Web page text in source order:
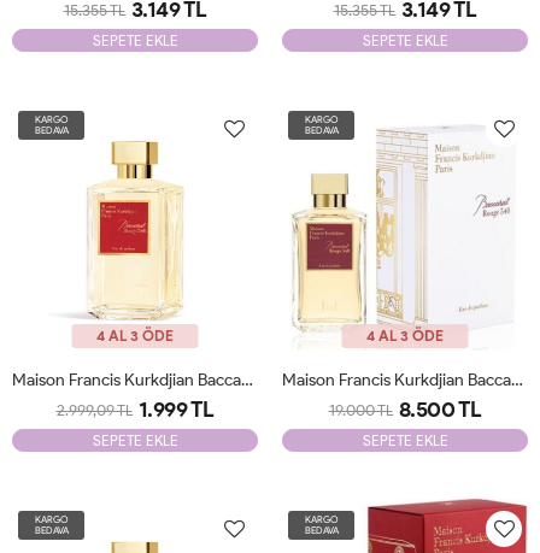
15.355 TL 3.149 TL
SEPETE EKLE
15.355 TL 3.149 TL
SEPETE EKLE
KARGO
BEDAVA
4 AL 3 ÖDE
Maison Francis Kurkdjian Baccarat Rouge 540 200 ML Unisex Tester
2.999,09 TL 1.999 TL
SEPETE EKLE
KARGO
BEDAVA
4 AL 3 ÖDE
Maison Francis Kurkdjian Baccarat Rouge 540 200 ML Unisex JLT
19.000 TL 8.500 TL
SEPETE EKLE
KARGO
BEDAVA
KARGO
BEDAVA